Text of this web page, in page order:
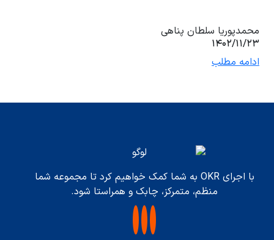
محمدپوریا سلطان پناهی
۱۴۰۲/۱۱/۲۳
ادامه مطلب
با اجرای OKR به شما کمک خواهیم کرد تا مجموعه شما
منظم، متمرکز، چابک و همراستا شود.